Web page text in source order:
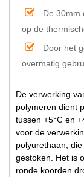
De 30mm
op de
Door het
overmatig
De verwerking
polymeren dient
tussen +5°C en
voor de
polyurethaan,
gestoken. Het is
ronde koorden